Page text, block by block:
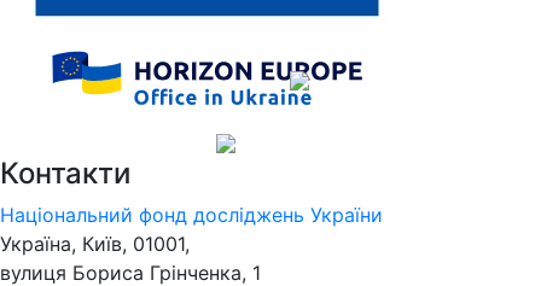
Контакти
Національний фонд досліджень України
Україна, Київ, 01001,
вулиця Бориса Грінченка, 1